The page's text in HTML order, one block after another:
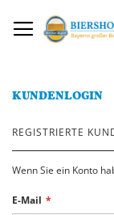
ZUM
INHALT
KUNDENLOGIN
REGISTRIERTE
Wenn Sie ein Konto
E-Mail